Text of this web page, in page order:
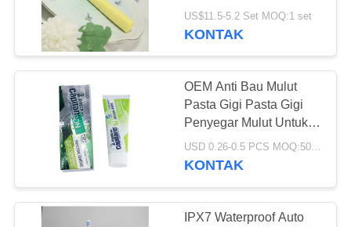
Pasta Gigi Anak
Organik
17
Baterai Untuk Orang
Dewasa
US$11.5-5.2 Set MOQ:1 set
KONTAK
OEM Anti Bau Mulut
Pasta Gigi Pasta Gigi
Penyegar Mulut Untuk
Noda Merokok
USD 0.26-0.5 PCS MOQ:500pcs-30000pcs
KONTAK
IPX7 Waterproof Auto